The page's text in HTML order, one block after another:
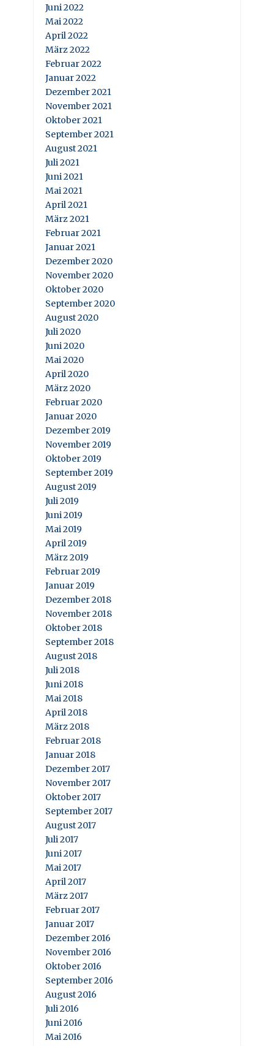
Juni 2022
Mai 2022
April 2022
März 2022
Februar 2022
Januar 2022
Dezember 2021
November 2021
Oktober 2021
September 2021
August 2021
Juli 2021
Juni 2021
Mai 2021
April 2021
März 2021
Februar 2021
Januar 2021
Dezember 2020
November 2020
Oktober 2020
September 2020
August 2020
Juli 2020
Juni 2020
Mai 2020
April 2020
März 2020
Februar 2020
Januar 2020
Dezember 2019
November 2019
Oktober 2019
September 2019
August 2019
Juli 2019
Juni 2019
Mai 2019
April 2019
März 2019
Februar 2019
Januar 2019
Dezember 2018
November 2018
Oktober 2018
September 2018
August 2018
Juli 2018
Juni 2018
Mai 2018
April 2018
März 2018
Februar 2018
Januar 2018
Dezember 2017
November 2017
Oktober 2017
September 2017
August 2017
Juli 2017
Juni 2017
Mai 2017
April 2017
März 2017
Februar 2017
Januar 2017
Dezember 2016
November 2016
Oktober 2016
September 2016
August 2016
Juli 2016
Juni 2016
Mai 2016